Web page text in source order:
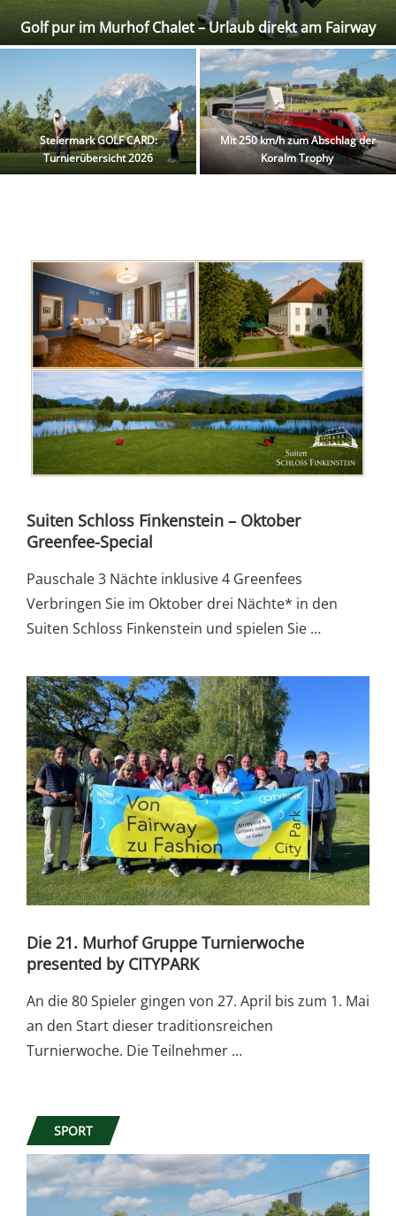
Golf pur im Murhof Chalet – Urlaub direkt am Fairway
Steiermark GOLF CARD:
Turnierübersicht 2026
Mit 250 km/h zum Abschlag der
Koralm Trophy
Suiten Schloss Finkenstein – Oktober
Greenfee-Special
Pauschale 3 Nächte inklusive 4 Greenfees
Verbringen Sie im Oktober drei Nächte* in den
Suiten Schloss Finkenstein und spielen Sie …
Die 21. Murhof Gruppe Turnierwoche
presented by CITYPARK
An die 80 Spieler gingen von 27. April bis zum 1. Mai
an den Start dieser traditionsreichen
Turnierwoche. Die Teilnehmer …
SPORT